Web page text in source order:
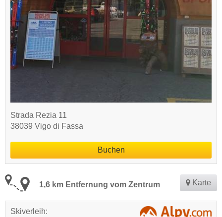
Strada Rezia 11
38039 Vigo di Fassa
Buchen
1,6 km Entfernung vom Zentrum Karte
Skiverleih: